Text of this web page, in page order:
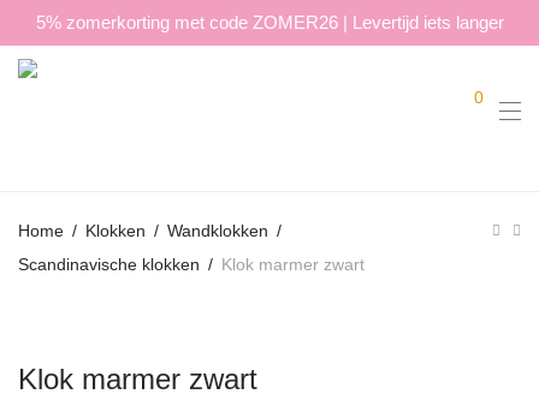
5% zomerkorting met code ZOMER26 | Levertijd iets langer
0
Home / Klokken / Wandklokken /
Scandinavische klokken / Klok marmer zwart
Klok marmer zwart